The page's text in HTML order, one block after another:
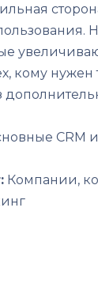
кому нужен
CRM
Компании,